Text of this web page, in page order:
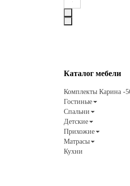
Каталог мебели
Комплекты Карина -
Гостиные
Спальни
Детские
Прихожие
Матрасы
Кухни